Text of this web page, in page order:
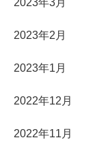
2023年3月
2023年2月
2023年1月
2022年12月
2022年11月